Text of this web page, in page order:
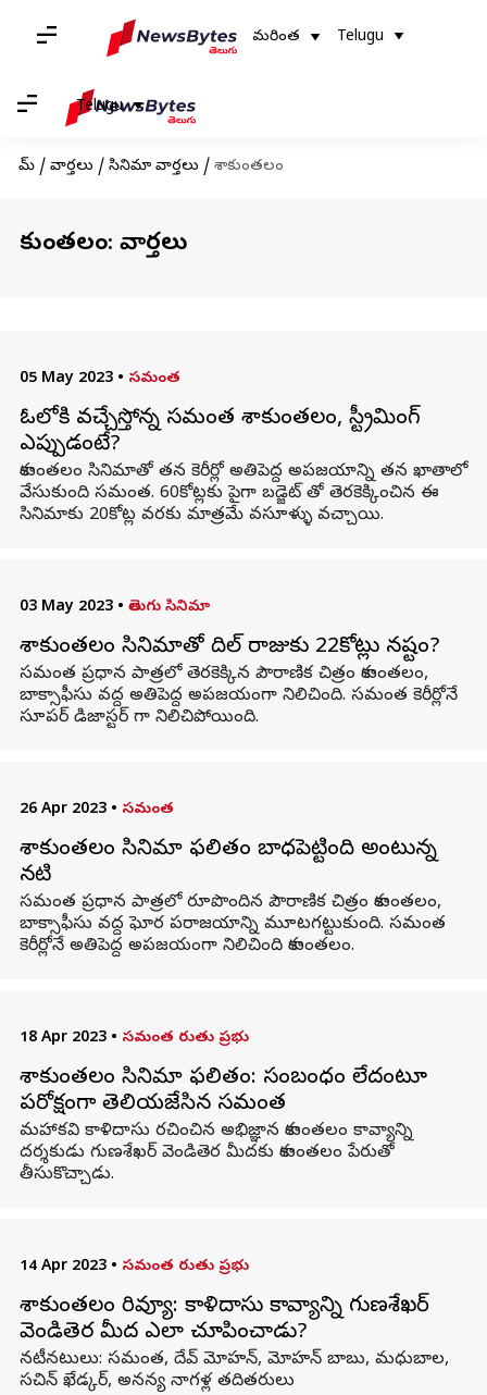
మరింత Telugu
Telugu
హోమ్ / వార్తలు / సినిమా వార్తలు / శాకుంతలం
శాకుంతలం: వార్తలు
05 May 2023 • సమంత
ఓటీటీలోకి వచ్చేస్తోన్న సమంత శాకుంతలం, స్ట్రీమింగ్
ఎప్పుడంటే?
శాకుంతలం సినిమాతో తన కెరీర్లో అతిపెద్ద అపజయాన్ని తన ఖాతాలో
వేసుకుంది సమంత. 60కోట్లకు పైగా బడ్జెట్ తో తెరకెక్కించిన ఈ
సినిమాకు 20కోట్ల వరకు మాత్రమే వసూళ్ళు వచ్చాయి.
03 May 2023 • తెలుగు సినిమా
శాకుంతలం సినిమాతో దిల్ రాజుకు 22కోట్లు నష్టం?
సమంత ప్రధాన పాత్రలో తెరకెక్కిన పౌరాణిక చిత్రం శాకుంతలం,
బాక్సాఫీసు వద్ద అతిపెద్ద అపజయంగా నిలిచింది. సమంత కెరీర్లోనే
సూపర్ డిజాస్టర్ గా నిలిచిపోయింది.
26 Apr 2023 • సమంత
శాకుంతలం సినిమా ఫలితం బాధపెట్టింది అంటున్న
నటి
సమంత ప్రధాన పాత్రలో రూపొందిన పౌరాణిక చిత్రం శాకుంతలం,
బాక్సాఫీసు వద్ద ఘోర పరాజయాన్ని మూటగట్టుకుంది. సమంత
కెరీర్లోనే అతిపెద్ద అపజయంగా నిలిచింది శాకుంతలం.
18 Apr 2023 • సమంత రుతు ప్రభు
శాకుంతలం సినిమా ఫలితం: సంబంధం లేదంటూ
పరోక్షంగా తెలియజేసిన సమంత
మహాకవి కాళిదాసు రచించిన అభిజ్ఞాన శాకుంతలం కావ్యాన్ని
దర్శకుడు గుణశేఖర్ వెండితెర మీదకు శాకుంతలం పేరుతో
తీసుకొచ్చాడు.
14 Apr 2023 • సమంత రుతు ప్రభు
శాకుంతలం రివ్యూ: కాళిదాసు కావ్యాన్ని గుణశేఖర్
వెండితెర మీద ఎలా చూపించాడు?
నటీనటులు: సమంత, దేవ్ మోహన్, మోహన్ బాబు, మధుబాల,
సచిన్ ఖేడ్కర్, అనన్య నాగళ్ల తదితరులు